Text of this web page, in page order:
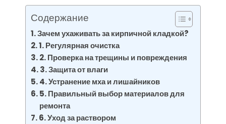
Содержание
Зачем ухаживать за кирпичной кладкой?
1. Регулярная очистка
2. Проверка на трещины и повреждения
3. Защита от влаги
4. Устранение мха и лишайников
5. Правильный выбор материалов для
ремонта
6. Уход за раствором